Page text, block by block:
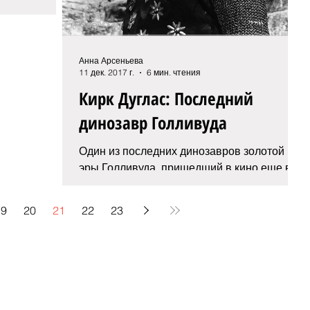
Кирк Дуглас: Последний
динозавр Голливуда
Один из последних динозавров золотой
эры Голливуда, пришедший в кино еще в
Анна Арсеньева
11 дек. 2017 г.
6 мин. чтения
20 21 22 23